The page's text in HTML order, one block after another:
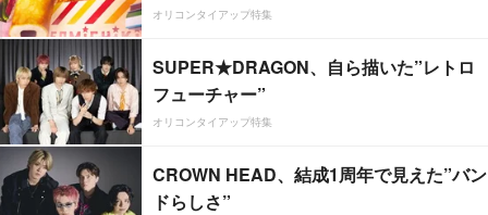
オリコンタイアップ特集
SUPER★DRAGON、自ら描いた”レトロ
フューチャー”
オリコンタイアップ特集
CROWN HEAD、結成1周年で見えた”バン
ドらしさ”